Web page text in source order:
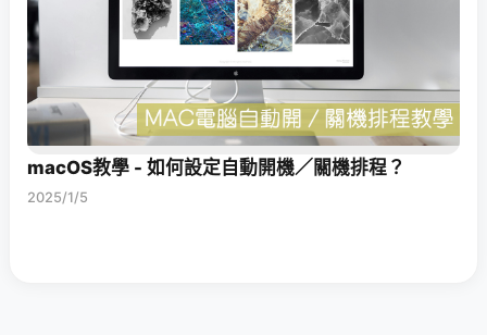
macOS教學 - 如何設定自動開機／關機排程？
2025/1/5